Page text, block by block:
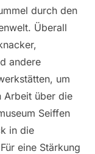
durch den
Überall
andere
um
Arbeit über die
Seiffen
in die
eine Stärkung